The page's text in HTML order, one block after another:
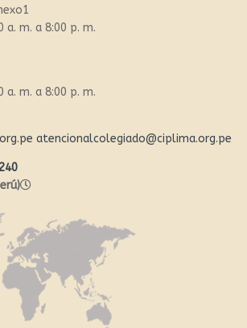
a. m. a 8:00 p. m.
a. m. a 8:00 p. m.
atencionalcolegiado@ciplima.org.pe